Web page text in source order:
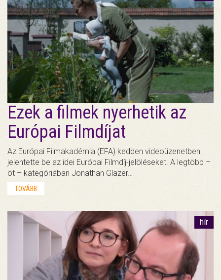
Ezek a filmek nyerhetik az
Európai Filmdíjat
Az Európai Filmakadémia (EFA) kedden videoüzenetben
jelentette be az idei Európai Filmdíj-jelöléseket. A legtöbb –
öt – kategóriában Jonathan Glazer…
TOVÁBB
hír